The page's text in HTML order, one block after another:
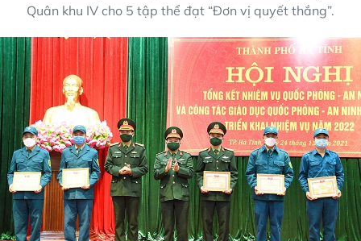
Quân khu IV cho 5 tập thể đạt “Đơn vị quyết thắng”.